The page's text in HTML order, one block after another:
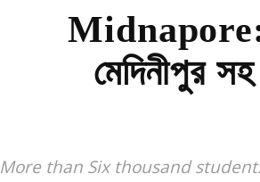
Midnapore:
মেদিনীপুর
More than Six thousand